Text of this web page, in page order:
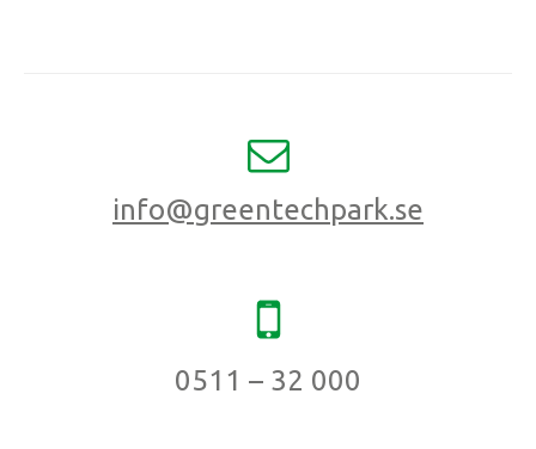
info@greentechpark.se
0511 – 32 000